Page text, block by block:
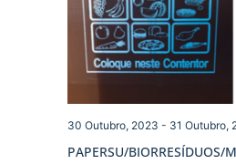
PAPERSU/BIORRESÍDUOS/
30 Outubro, 2023 - 31 Outubro,